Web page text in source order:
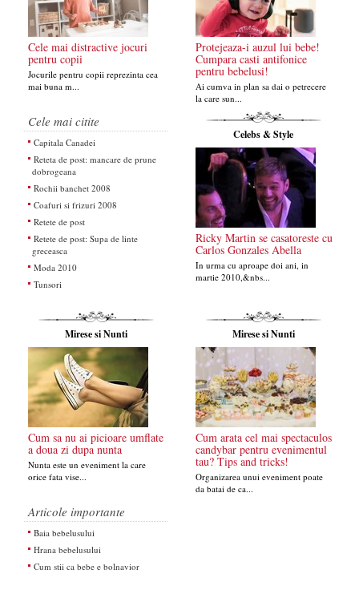
Cele mai distractive jocuri
pentru copii
Jocurile pentru copii reprezinta cea
mai buna m...
Protejeaza-i auzul lui bebe!
Cumpara casti antifonice
pentru bebelusi!
Ai cumva in plan sa dai o petrecere
la care sun...
Cele mai citite
Capitala Canadei
Reteta de post: mancare de prune
dobrogeana
Rochii banchet 2008
Coafuri si frizuri 2008
Retete de post
Retete de post: Supa de linte
greceasca
Moda 2010
Tunsori
Celebs & Style
Ricky Martin se casatoreste cu
Carlos Gonzales Abella
In urma cu aproape doi ani, in
martie 2010,&nbs...
Mirese si Nunti
Cum sa nu ai picioare umflate
a doua zi dupa nunta
Nunta este un eveniment la care
orice fata vise...
Mirese si Nunti
Cum arata cel mai spectaculos
candybar pentru evenimentul
tau? Tips and tricks!
Organizarea unui eveniment poate
da batai de ca...
Articole importante
Baia bebelusului
Hrana bebelusului
Cum stii ca bebe e bolnavior